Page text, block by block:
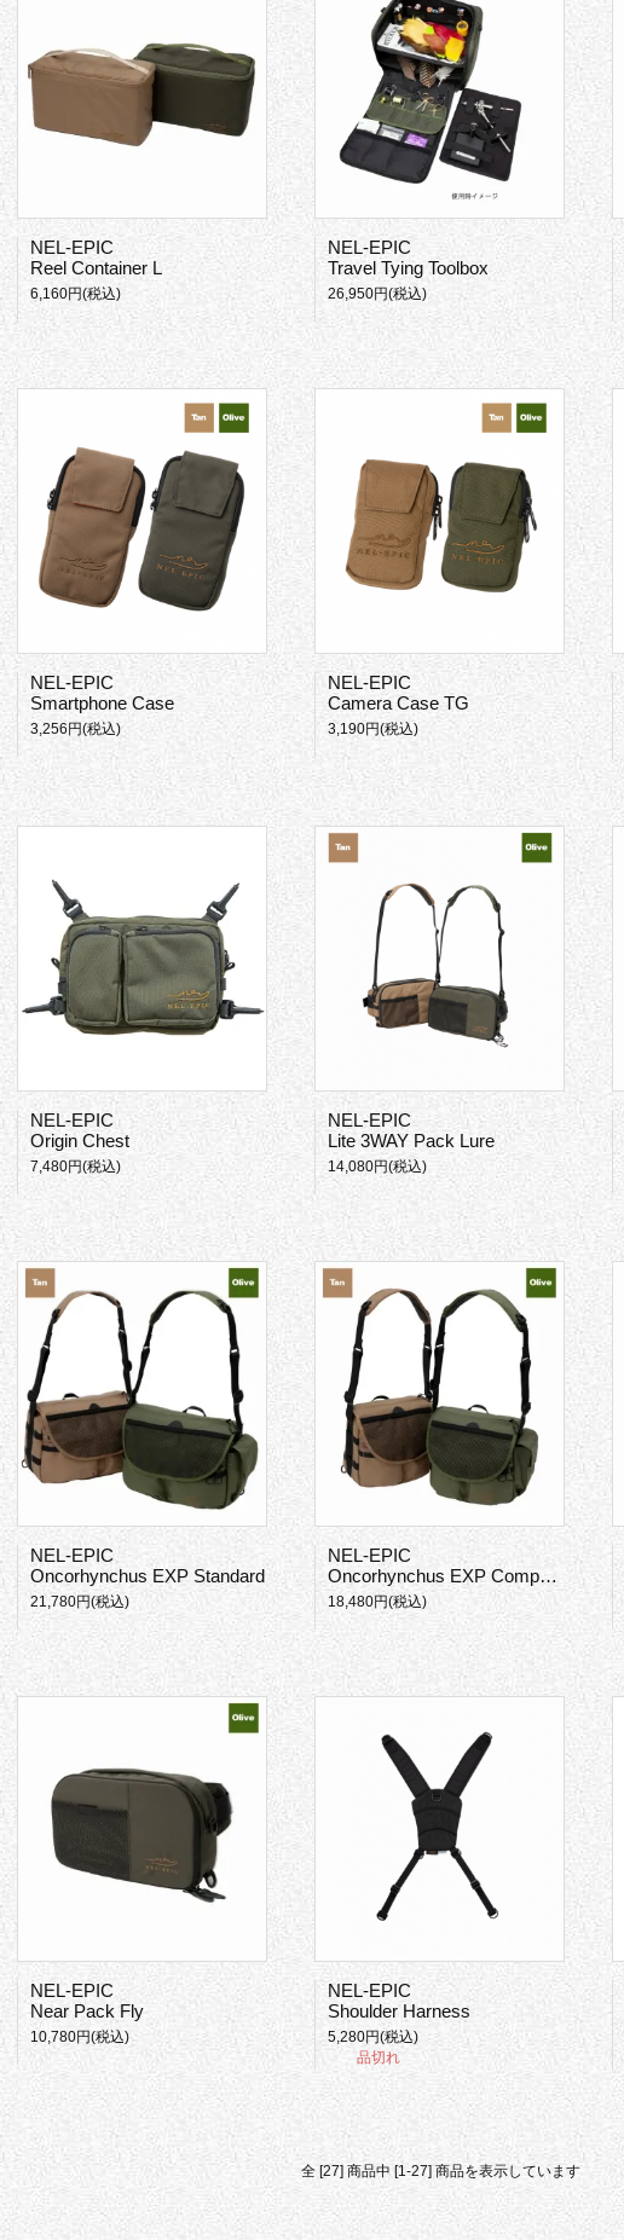
NEL-EPIC
Reel Container L
6,160円(税込)
NEL-EPIC
Travel Tying Toolbox
26,950円(税込)
NEL-EPIC
Smartphone Case
3,256円(税込)
NEL-EPIC
Camera Case TG
3,190円(税込)
NEL-EPIC
Origin Chest
7,480円(税込)
NEL-EPIC
Lite 3WAY Pack Lure
14,080円(税込)
NEL-EPIC
Oncorhynchus EXP Standard
21,780円(税込)
NEL-EPIC
Oncorhynchus EXP Compact
18,480円(税込)
NEL-EPIC
Near Pack Fly
10,780円(税込)
NEL-EPIC
Shoulder Harness
5,280円(税込)
品切れ
全 [27] 商品中 [1-27] 商品を表示しています